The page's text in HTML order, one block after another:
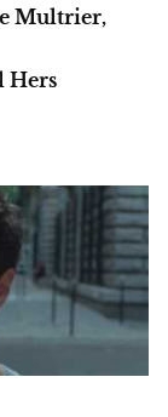
Multrier,
Hers